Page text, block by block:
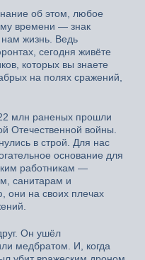
об этом, любое
времени — знак
нам жизнь. Ведь
сегодня живёте
которых вы знаете
на полях сражений,
млн раненых прошли
Отечественной войны.
в строй. Для нас
основание для
работникам —
санитарам и
они на своих плечах
Он ушёл
медбратом. И, когда